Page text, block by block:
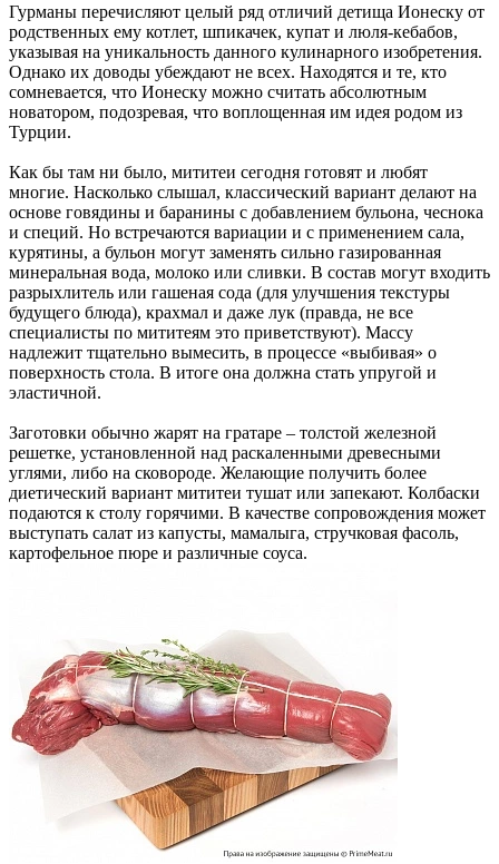
Гурманы перечисляют целый ряд отличий детища Ионеску от
родственных ему котлет, шпикачек, купат и люля-кебабов,
указывая на уникальность данного кулинарного изобретения.
Однако их доводы убеждают не всех. Находятся и те, кто
сомневается, что Ионеску можно считать абсолютным
новатором, подозревая, что воплощенная им идея родом из
Турции.
Как бы там ни было, мититеи сегодня готовят и любят
многие. Насколько слышал, классический вариант делают на
основе говядины и баранины с добавлением бульона, чеснока
и специй. Но встречаются вариации и с применением сала,
курятины, а бульон могут заменять сильно газированная
минеральная вода, молоко или сливки. В состав могут входить
разрыхлитель или гашеная сода (для улучшения текстуры
будущего блюда), крахмал и даже лук (правда, не все
специалисты по мититеям это приветствуют). Массу
надлежит тщательно вымесить, в процессе «выбивая» о
поверхность стола. В итоге она должна стать упругой и
эластичной.
Заготовки обычно жарят на гратаре – толстой железной
решетке, установленной над раскаленными древесными
углями, либо на сковороде. Желающие получить более
диетический вариант мититеи тушат или запекают. Колбаски
подаются к столу горячими. В качестве сопровождения может
выступать салат из капусты, мамалыга, стручковая фасоль,
картофельное пюре и различные соуса.